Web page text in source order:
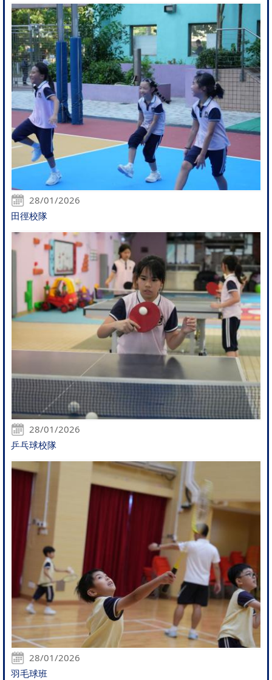
28/01/2026
田徑校隊
28/01/2026
乒乓球校隊
28/01/2026
羽毛球班